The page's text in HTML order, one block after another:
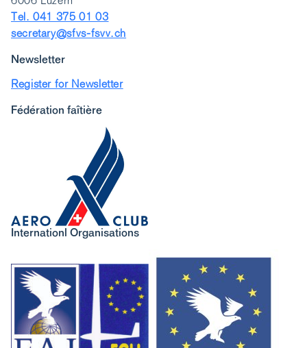
Tel. 041 375 01 03
secretary@sfvs-fsvv.ch
Newsletter
Register for Newsletter
Fédération faîtière
Internationl Organisations